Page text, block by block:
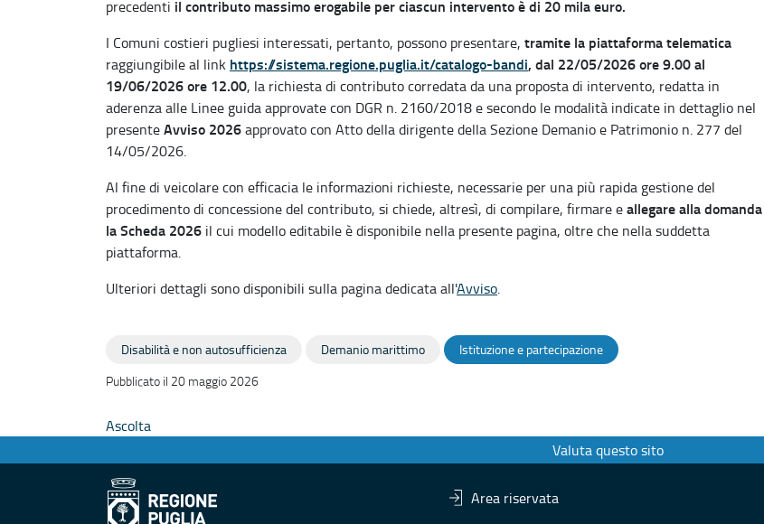
precedenti il contributo massimo erogabile per ciascun intervento è di 20 mila euro.
I Comuni costieri pugliesi interessati, pertanto, possono presentare, tramite la piattaforma telematica
raggiungibile al link https://sistema.regione.puglia.it/catalogo-bandi, dal 22/05/2026 ore 9.00 al
19/06/2026 ore 12.00, la richiesta di contributo corredata da una proposta di intervento, redatta in
aderenza alle Linee guida approvate con DGR n. 2160/2018 e secondo le modalità indicate in dettaglio nel
presenteAvviso 2026approvato con Atto della dirigente della Sezione Demanio e Patrimonio n. 277 del
14/05/2026.
Al fine di veicolare con efficacia le informazioni richieste, necessarie per una più rapida gestione del
procedimento di concessione del contributo, si chiede, altresì, di compilare, firmare eallegare alla domanda
la Scheda 2026 il cui modello editabile è disponibile nella presente pagina, oltre che nella suddetta
piattaforma.
Ulteriori dettagli sono disponibili sulla pagina dedicata all'Avviso.
Disabilità e non autosufficienza Demanio marittimo
Istituzione e partecipazione
Pubblicato il 20 maggio 2026
Ascolta
Valuta questo sito
Area riservata